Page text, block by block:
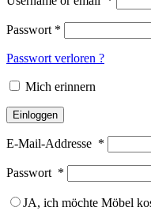
Passwort *
Passwort verloren ?
Mich erinnern
Einloggen
E-Mail-Addresse *
Passwort *
JA, ich möchte Möbel